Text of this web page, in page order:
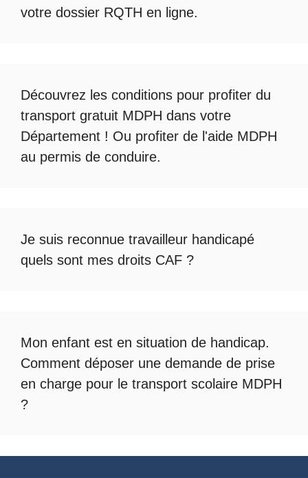
votre dossier RQTH en ligne.
Découvrez les conditions pour profiter du
transport gratuit MDPH dans votre
Département ! Ou profiter de l'aide MDPH
au permis de conduire.
Je suis reconnue travailleur handicapé
quels sont mes droits CAF ?
Mon enfant est en situation de handicap.
Comment déposer une demande de prise
en charge pour le transport scolaire MDPH
?